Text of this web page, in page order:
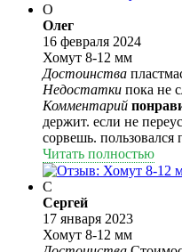
О
Олег
16 февраля 2024
Хомут 8-12 мм
Достоинства
Недостатки пока не
Комментарий
держит. если не
сорвешь. пользовался
Читать полностью
С
Сергей
17 января 2023
Хомут 8-12 мм